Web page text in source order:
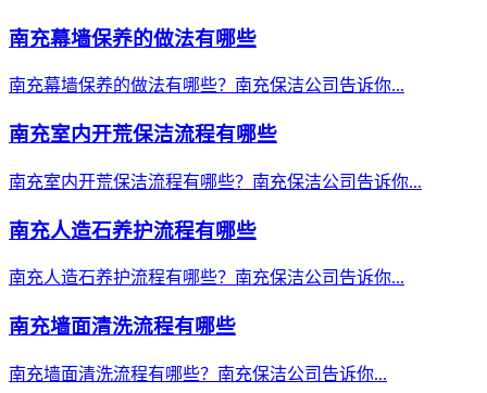
南充幕墙保养的做法有哪些
南充幕墙保养的做法有哪些？南充保洁公司告诉你...
南充室内开荒保洁流程有哪些
南充室内开荒保洁流程有哪些？南充保洁公司告诉你...
南充人造石养护流程有哪些
南充人造石养护流程有哪些？南充保洁公司告诉你...
南充墙面清洗流程有哪些
南充墙面清洗流程有哪些？南充保洁公司告诉你...